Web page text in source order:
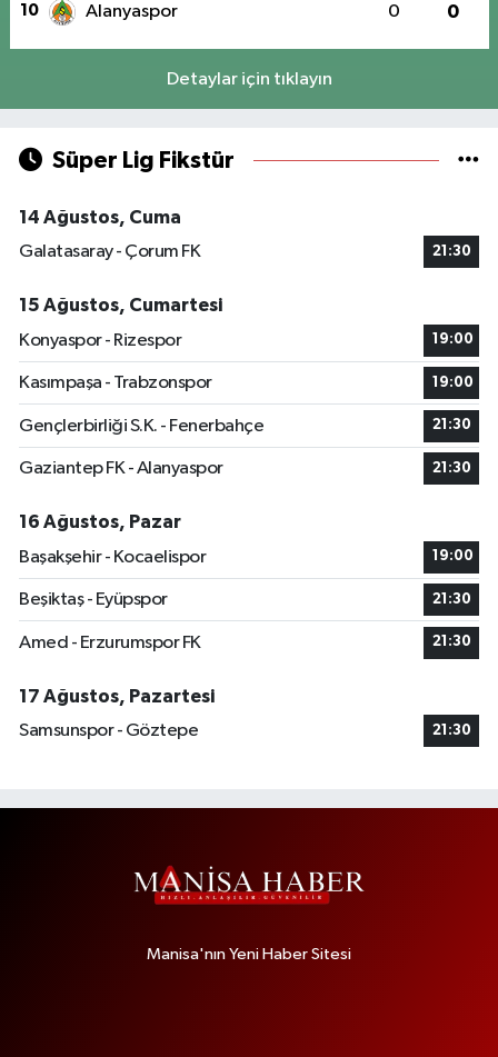
10 Alanyaspor 0 0
Detaylar için tıklayın
Süper Lig Fikstür
14 Ağustos, Cuma
Galatasaray - Çorum FK
21:30
15 Ağustos, Cumartesi
Konyaspor - Rizespor
19:00
Kasımpaşa - Trabzonspor 19:00
Gençlerbirliği S.K. - Fenerbahçe 21:30
Gaziantep FK - Alanyaspor 21:30
16 Ağustos, Pazar
Başakşehir - Kocaelispor
19:00
Beşiktaş - Eyüpspor 21:30
Amed - Erzurumspor FK 21:30
17 Ağustos, Pazartesi
Samsunspor - Göztepe
21:30
Manisa'nın Yeni Haber Sitesi